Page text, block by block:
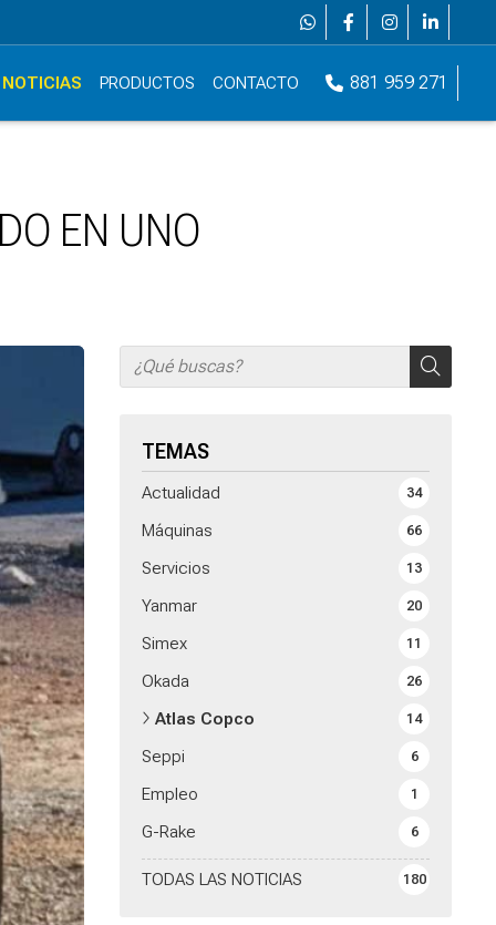
NOTICIAS PRODUCTOS CONTACTO 881 959 271
EN UNO
TEMAS
TODAS LAS NOTICIAS 180
Actualidad 34
Máquinas 66
Servicios 13
Yanmar 20
Simex 11
Okada 26
Atlas Copco 14
Seppi 6
Empleo 1
G-Rake 6